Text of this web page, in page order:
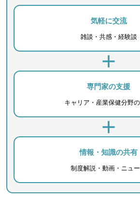
気軽に交流
雑談・共感・経験談
専門家の支援
キャリア・産業保健分野
情報・知識の共有
制度解説・動画・ニュ